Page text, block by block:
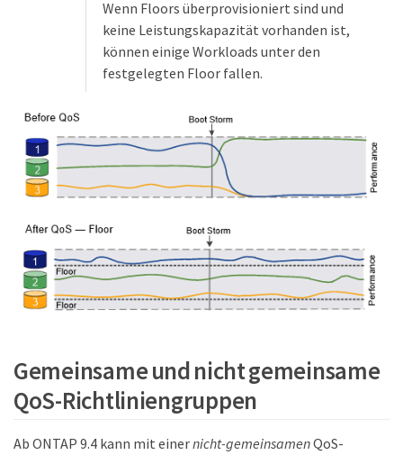
Wenn Floors überprovisioniert sind und
keine Leistungskapazität vorhanden ist,
können einige Workloads unter den
festgelegten Floor fallen.
Gemeinsame und nicht gemeinsame
QoS-Richtliniengruppen
Ab ONTAP 9.4 kann mit einernicht-gemeinsamenQoS-